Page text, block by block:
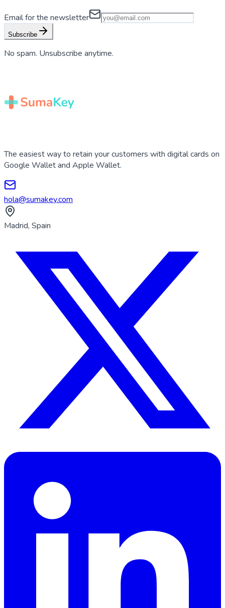
Email for the newsletter
Subscribe
No spam. Unsubscribe anytime.
The easiest way to retain your customers with digital cards on
Google Wallet and Apple Wallet.
hola@sumakey.com
Madrid, Spain